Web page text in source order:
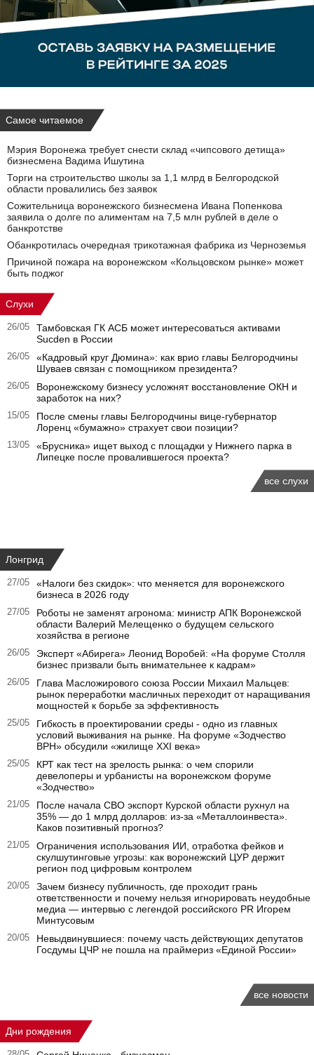
Самое читаемое
Мэрия Воронежа требует снести склад «чипсового детища»
бизнесмена Вадима Ишутина
Торги на строительство школы за 1,1 млрд в Белгородской
области провалились без заявок
Сожительница воронежского бизнесмена Ивана Попенкова
заявила о долге по алиментам на 7,5 млн рублей в деле о
банкротстве
Обанкротилась очередная трикотажная фабрика из Черноземья
Причиной пожара на воронежском «Кольцовском рынке» может
быть поджог
Слухи
26/05
Тамбовская ГК АСБ может интересоваться активами
Sucden в России
26/05
«Кадровый круг Дюмина»: как врио главы Белгородчины
Шуваев связан с помощником президента?
26/05
Воронежскому бизнесу усложнят восстановление ОКН и
заработок на них?
15/05
После смены главы Белгородчины вице-губернатор
Лоренц «бумажно» страхует свои позиции?
13/05
«Брусника» ищет выход с площадки у Нижнего парка в
Липецке после провалившегося проекта?
все слухи
Лонгрид
27/05
«Налоги без скидок»: что меняется для воронежского
бизнеса в 2026 году
27/05
Роботы не заменят агронома: министр АПК Воронежской
области Валерий Мелещенко о будущем сельского
хозяйства в регионе
26/05
Эксперт «Абирега» Леонид Воробей: «На форуме Столля
бизнес призвали быть внимательнее к кадрам»
26/05
Глава Масложирового союза России Михаил Мальцев:
рынок переработки масличных переходит от наращивания
мощностей к борьбе за эффективность
25/05
Гибкость в проектировании среды - одно из главных
условий выживания на рынке. На форуме «Зодчество
ВРН» обсудили «жилище XXI века»
25/05
КРТ как тест на зрелость рынка: о чем спорили
девелоперы и урбанисты на воронежском форуме
«Зодчество»
21/05
После начала СВО экспорт Курской области рухнул на
35% — до 1 млрд долларов: из-за «Металлоинвеста».
Каков позитивный прогноз?
21/05
Ограничения использования ИИ, отработка фейков и
скулшутинговые угрозы: как воронежский ЦУР держит
регион под цифровым контролем
20/05
Зачем бизнесу публичность, где проходит грань
ответственности и почему нельзя игнорировать неудобные
медиа — интервью с легендой российского PR Игорем
Минтусовым
20/05
Невыдвинувшиеся: почему часть действующих депутатов
Госдумы ЦЧР не пошла на праймериз «Единой России»
все новости
Дни рождения